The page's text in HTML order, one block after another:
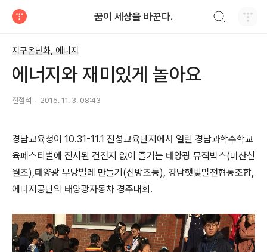
꿈이 세상을 바꾼다.
지구온난화, 에너지
에너지와 재미있게 놀아요
전점석 2015. 11. 3. 08:43
경남교육청이 10.31-11.1 진성교육단지에서 열린 경남과학수학교
육페스티벌에 전시된 건전지 없이 즐기는 태양광 뮤직박스(마산신
월초),태양광 무당벌레 만들기(신방초등), 경남햇빛발전협동조합,
에너지공단의 태양광자동차 경주대회. ​